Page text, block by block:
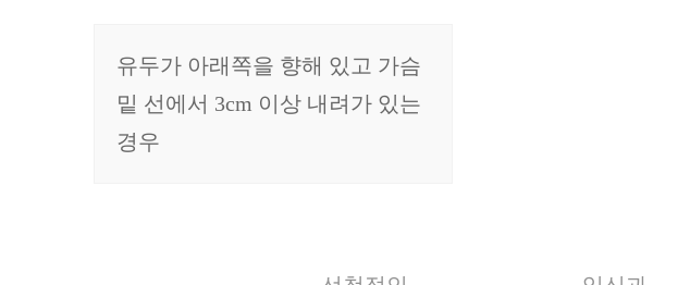
유두가 아래쪽을 향해 있고 가슴
밑 선에서 3cm 이상 내려가 있는
경우